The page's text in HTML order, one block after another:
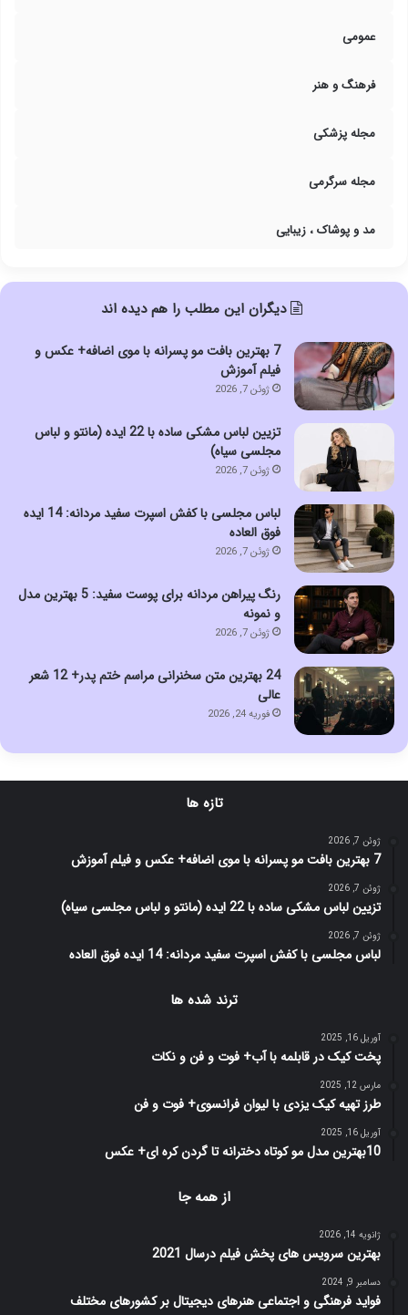
عمومی
فرهنگ و هنر
مجله پزشکی
مجله سرگرمی
مد و پوشاک ، زیبایی
دیگران این مطلب را هم دیده اند
7 بهترین بافت مو پسرانه با موی اضافه+ عکس و
فیلم آموزش
ژوئن 7, 2026
تزیین لباس مشکی ساده با 22 ایده (مانتو و لباس
مجلسی سیاه)
ژوئن 7, 2026
لباس مجلسی با کفش اسپرت سفید مردانه: 14 ایده
فوق العاده
ژوئن 7, 2026
رنگ پیراهن مردانه برای پوست سفید: 5 بهترین مدل
و نمونه
ژوئن 7, 2026
24 بهترین متن سخنرانی مراسم ختم پدر+ 12 شعر
عالی
فوریه 24, 2026
تازه ها
ژوئن 7, 2026
7 بهترین بافت مو پسرانه با موی اضافه+ عکس و فیلم آموزش
ژوئن 7, 2026
تزیین لباس مشکی ساده با 22 ایده (مانتو و لباس مجلسی سیاه)
ژوئن 7, 2026
لباس مجلسی با کفش اسپرت سفید مردانه: 14 ایده فوق العاده
ترند شده ها
آوریل 16, 2025
پخت کیک در قابلمه با آب+ فوت و فن و نکات
مارس 12, 2025
طرز تهیه کیک یزدی با لیوان فرانسوی+ فوت و فن
آوریل 16, 2025
10بهترین مدل مو کوتاه دخترانه تا گردن کره ای+ عکس
از همه جا
ژانویه 14, 2026
بهترین سرویس های پخش فیلم درسال 2021
دسامبر 9, 2024
فواید فرهنگی و اجتماعی هنرهای دیجیتال بر کشورهای مختلف